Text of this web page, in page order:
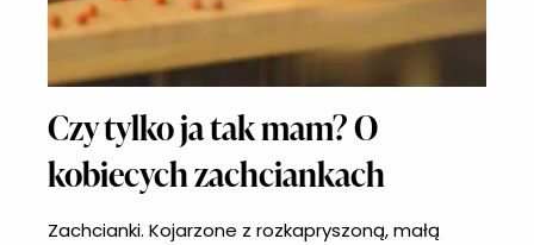
Czy tylko ja tak mam? O
kobiecych zachciankach
Zachcianki. Kojarzone z rozkapryszoną, małą